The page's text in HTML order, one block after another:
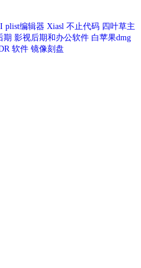
plist编辑器 Xiasl 不止代码 四叶草主
期 影视后期和办公软件 白苹果dmg
软件 镜像刻盘